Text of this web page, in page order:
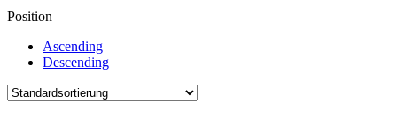
Position
Ascending
Descending